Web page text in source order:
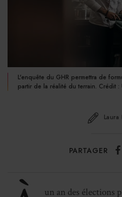
L'enquête du GHR permettra de
partir de la réalité du terrain. Crédit :
PARTAGER
un an des élections